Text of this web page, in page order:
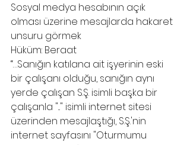
Sosyal medya hesabının açık
olması üzerine mesajlarda hakaret
unsuru görmek
Hüküm: Beraat
“…Sanığın katılana ait işyerinin eski
bir çalışanı olduğu, sanığın aynı
yerde çalışan S.Ş. isimli başka bir
çalışanla "..." isimli internet sitesi
üzerinden mesajlaştığı, S.Ş.'nin
internet sayfasını "Oturmumu